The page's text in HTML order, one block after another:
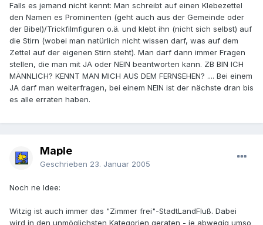
Falls es jemand nicht kennt: Man schreibt auf einen Klebezettel
den Namen es Prominenten (geht auch aus der Gemeinde oder
der Bibel)/Trickfilmfiguren o.ä. und klebt ihn (nicht sich selbst) auf
die Stirn (wobei man natürlich nicht wissen darf, was auf dem
Zettel auf der eigenen Stirn steht). Man darf dann immer Fragen
stellen, die man mit JA oder NEIN beantworten kann. ZB BIN ICH
MÄNNLICH? KENNT MAN MICH AUS DEM FERNSEHEN? .... Bei einem
JA darf man weiterfragen, bei einem NEIN ist der nächste dran bis
es alle erraten haben.
Maple
Geschrieben 23. Januar 2005
Noch ne Idee:
Witzig ist auch immer das "Zimmer frei"-StadtLandFluß. Dabei
wird in den unmöglichsten Kategorien geraten - je abwegig umso